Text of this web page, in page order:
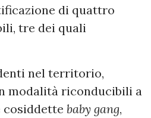
di quattro
tre dei quali
nel territorio,
modalità riconducibili a
cosiddette baby gang,